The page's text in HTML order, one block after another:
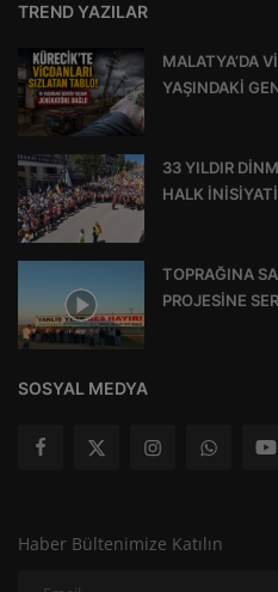
TREND YAZILAR
MALATYA’DA
YAŞINDAKİ
33 YILDIR
HALK
TOPRAĞINA
PROJESİNE
SOSYAL MEDYA
Haber Bültenimize Katılın